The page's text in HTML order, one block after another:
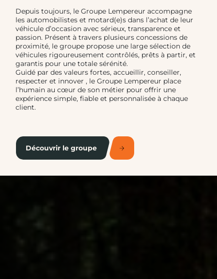
Depuis toujours, le Groupe Lempereur accompagne
les automobilistes et motard(e)s dans l’achat de leur
véhicule d’occasion avec sérieux, transparence et
passion. Présent à travers plusieurs concessions de
proximité, le groupe propose une large sélection de
véhicules rigoureusement contrôlés, prêts à partir, et
garantis pour une totale sérénité.
Guidé par des valeurs fortes, accueillir, conseiller,
respecter et innover , le Groupe Lempereur place
l’humain au cœur de son métier pour offrir une
expérience simple, fiable et personnalisée à chaque
client.
Découvrir le groupe